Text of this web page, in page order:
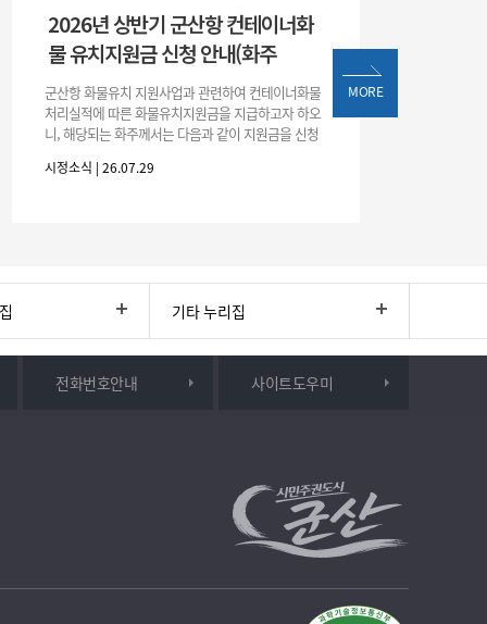
2026년 상반기 군산항 컨테이너화
물 유치지원금 신청 안내(화주
군산항 화물유치 지원사업과 관련하여 컨테이너화물
처리실적에 따른 화물유치지원금을 지급하고자 하오
니, 해당되는 화주께서는 다음과 같이 지원금을 신청
(6개월
시정소식 | 26.07.29
MORE
기타 누리집
전화번호안내 사이트도우미